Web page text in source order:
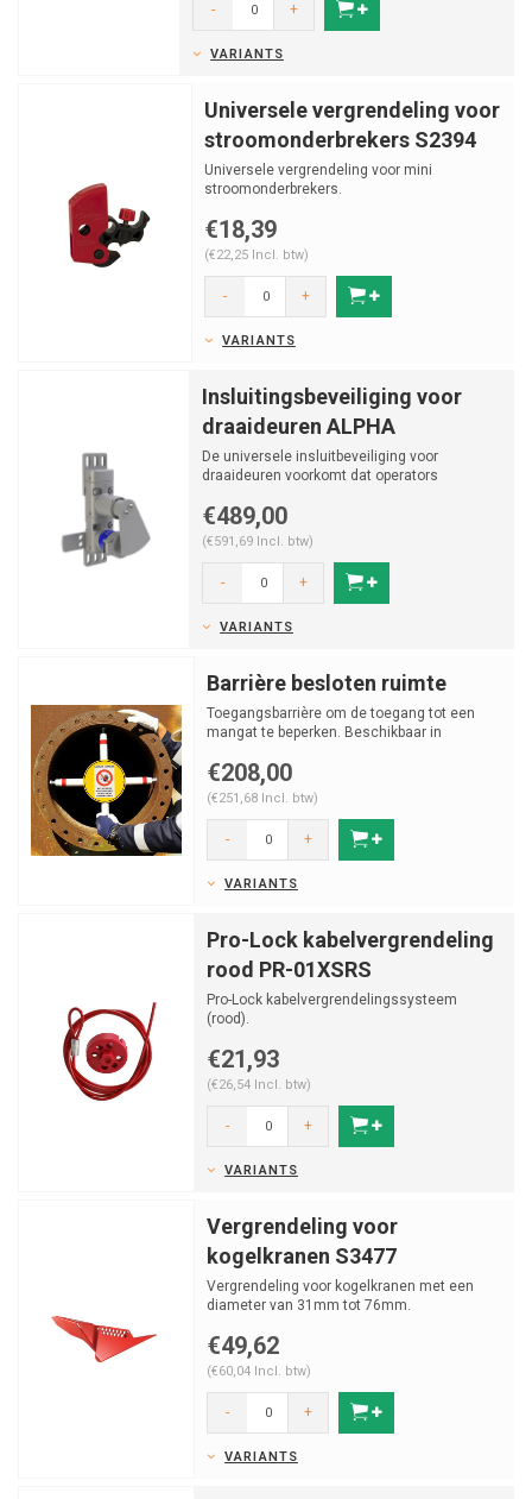
- +
VARIANTS
Universele vergrendeling voor
stroomonderbrekers S2394
Universele vergrendeling voor mini
stroomonderbrekers.
€18,39
(€22,25 Incl. btw)
- +
VARIANTS
Insluitingsbeveiliging voor
draaideuren ALPHA
De universele insluitbeveiliging voor
draaideuren voorkomt dat operators
€489,00
(€591,69 Incl. btw)
- +
VARIANTS
Barrière besloten ruimte
Toegangsbarrière om de toegang tot een
mangat te beperken. Beschikbaar in
€208,00
(€251,68 Incl. btw)
- +
VARIANTS
Pro-Lock kabelvergrendeling
rood PR-01XSRS
Pro-Lock kabelvergrendelingssysteem
(rood).
€21,93
(€26,54 Incl. btw)
- +
VARIANTS
Vergrendeling voor
kogelkranen S3477
Vergrendeling voor kogelkranen met een
diameter van 31mm tot 76mm.
€49,62
(€60,04 Incl. btw)
- +
VARIANTS